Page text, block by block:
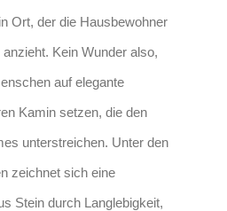
Ort, der die Hausbewohner
Kein Wunder also,
auf elegante
Kamin setzen, die den
unterstreichen. Unter den
zeichnet sich eine
Stein durch Langlebigkeit,